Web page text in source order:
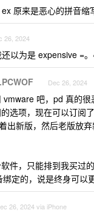
原来是恶心的拼音缩
26, 2024
以为是 expensive =
Dec 26, 2024
vmware 吧，pd 真的
选项，现在可以订阅
出新版，然后老版放
件，只能排到我买过
定的，说是终身可以
26, 2024 via iPhone